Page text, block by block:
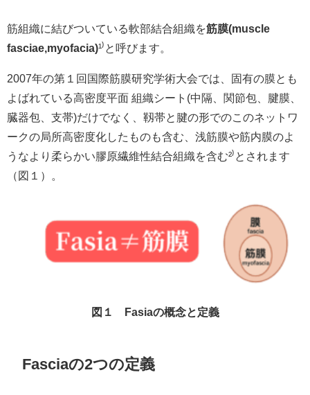
筋組織に結びついている軟部結合組織を筋膜(muscle
fasciae,myofacia)¹⁾と呼びます。
2007年の第１回国際筋膜研究学術大会では、固有の膜とも
よばれている高密度平面 組織シート(中隔、関節包、腱膜、
臓器包、支帯)だけでなく、靱帯と腱の形でのこのネットワ
ークの局所高密度化したものも含む、浅筋膜や筋内膜のよ
うなより柔らかい膠原繊維性結合組織を含む²⁾とされます
（図１）。
図１ Fasiaの概念と定義
Fasciaの2つの定義